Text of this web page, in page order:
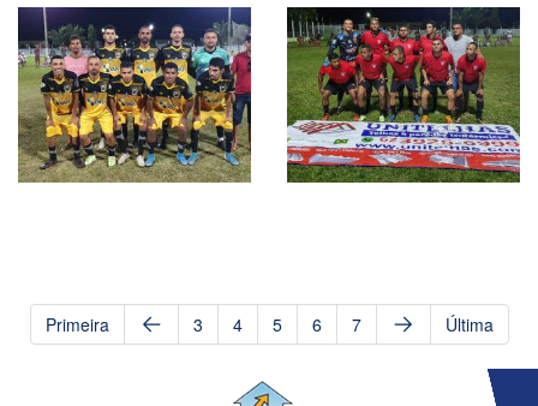
Primeira 3 4 5 6 7 Última